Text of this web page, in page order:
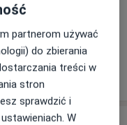
partnerom używać
do zbierania
treści w
stron
sprawdzić i
W